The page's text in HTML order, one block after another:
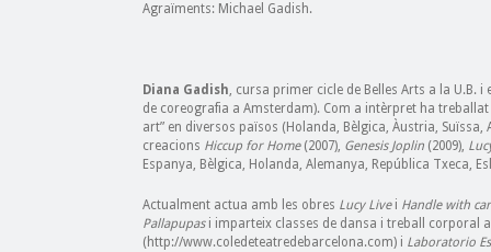
Agraïments: Michael Gadish.
Diana Gadish, cursa primer cicle de Belles Arts a la U.B. i
de coreografia a Amsterdam). Com a intèrpret ha
art” en diversos països (Holanda, Bèlgica, Àustria, Suïssa,
creacions Hiccup for Home(2007), Genesis Joplin (2009),
Espanya, Bèlgica, Holanda, Alemanya, República Txeca,
Actualment actua amb les obres Lucy Livei Handle with
Pallapupasi imparteix classes de dansa i treball corporal
(http://www.coledeteatredebarcelona.com) i Laboratorio